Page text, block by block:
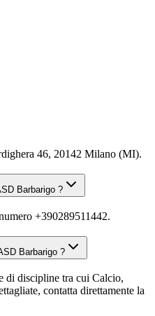
46, 20142 Milano (MI).
Barbarigo ?
+390289511442.
Barbarigo ?
di discipline tra cui Calcio,
contatta direttamente la